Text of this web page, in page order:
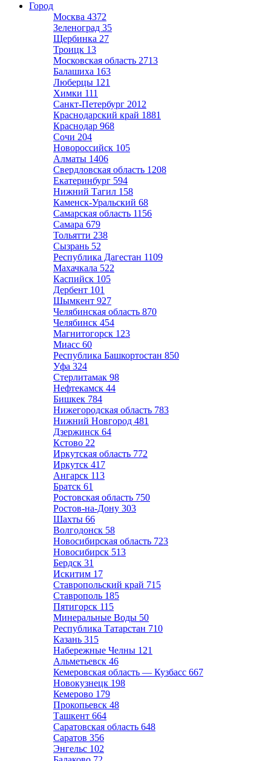
Город
Москва 4372
Зеленоград 35
Щербинка 27
Троицк 13
Московская область 2713
Балашиха 163
Люберцы 121
Химки 111
Санкт-Петербург 2012
Краснодарский край 1881
Краснодар 968
Сочи 204
Новороссийск 105
Алматы 1406
Свердловская область 1208
Екатеринбург 594
Нижний Тагил 158
Каменск-Уральский 68
Самарская область 1156
Самара 679
Тольятти 238
Сызрань 52
Республика Дагестан 1109
Махачкала 522
Каспийск 105
Дербент 101
Шымкент 927
Челябинская область 870
Челябинск 454
Магнитогорск 123
Миасс 60
Республика Башкортостан 850
Уфа 324
Стерлитамак 98
Нефтекамск 44
Бишкек 784
Нижегородская область 783
Нижний Новгород 481
Дзержинск 64
Кстово 22
Иркутская область 772
Иркутск 417
Ангарск 113
Братск 61
Ростовская область 750
Ростов-на-Дону 303
Шахты 66
Волгодонск 58
Новосибирская область 723
Новосибирск 513
Бердск 31
Искитим 17
Ставропольский край 715
Ставрополь 185
Пятигорск 115
Минеральные Воды 50
Республика Татарстан 710
Казань 315
Набережные Челны 121
Альметьевск 46
Кемеровская область — Кузбасс 667
Новокузнецк 198
Кемерово 179
Прокопьевск 48
Ташкент 664
Саратовская область 648
Саратов 356
Энгельс 102